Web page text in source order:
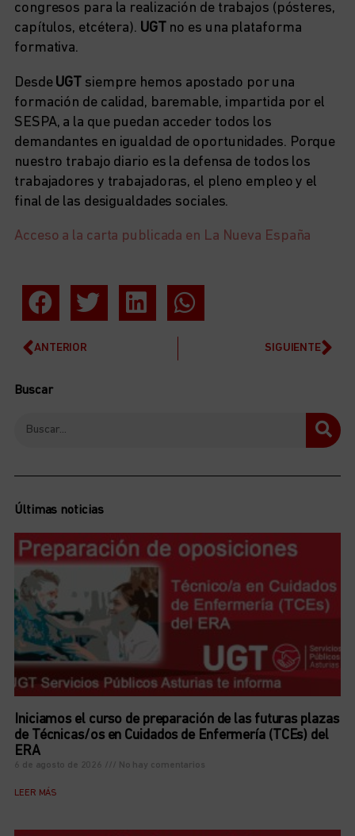
congresos para la realización de trabajos (pósteres,
capítulos, etcétera). UGT no es una plataforma
formativa.
Desde UGT siempre hemos apostado por una
formación de calidad, baremable, impartida por el
SESPA, a la que puedan acceder todos los
demandantes en igualdad de oportunidades. Porque
nuestro trabajo diario es la defensa de todos los
trabajadores y trabajadoras, el pleno empleo y el
final de las desigualdades sociales.
Acceso a la carta publicada en La Nueva España
ANTERIOR SIGUIENTE
Buscar
Últimas noticias
Iniciamos el curso de preparación de las futuras plazas
de Técnicas/os en Cuidados de Enfermería (TCEs) del
ERA
6 de agosto de 2026 No hay comentarios
LEER MÁS